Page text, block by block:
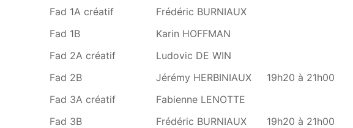
Fad 1A créatif
Frédéric BURNIAUX
Fad 1B
Karin HOFFMAN
Fad 2A créatif
Ludovic DE WIN
Fad 2B
Jérémy HERBINIAUX
19h20 à 21h00
Fad 3A créatif
Fabienne LENOTTE
Fad 3B
Frédéric BURNIAUX
19h20 à 21h00